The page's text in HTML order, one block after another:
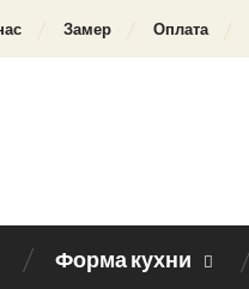
Замер Оплата
Форма кухни